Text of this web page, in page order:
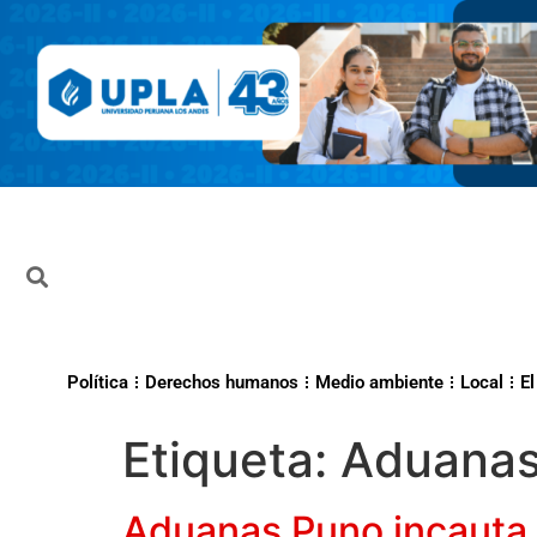
Política Derechos humanos Medio ambiente Local
Etiqueta: